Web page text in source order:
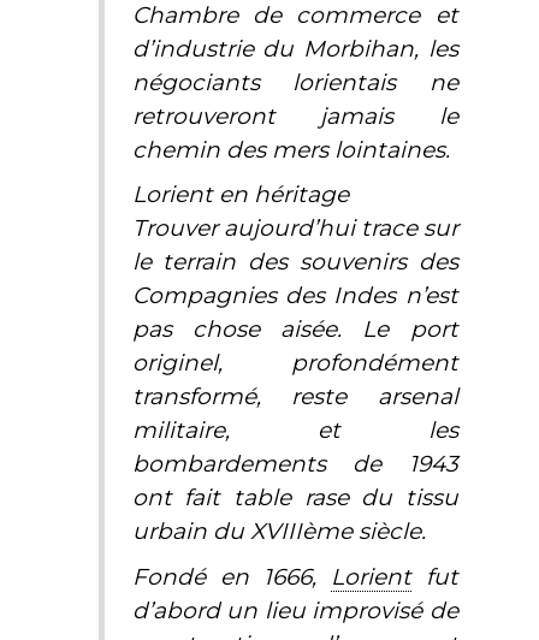
Chambre de commerce et
d’industrie du Morbihan, les
négociants lorientais ne
retrouveront jamais le
chemin des mers lointaines.
Lorient en héritage
Trouver aujourd’hui trace sur
le terrain des souvenirs des
Compagnies des Indes n’est
pas chose aisée. Le port
originel, profondément
transformé, reste arsenal
militaire, et les
bombardements de 1943
ont fait table rase du tissu
urbain du XVIIIème siècle.
Fondé en 1666, Lorientfut
d’abord un lieu improvisé de